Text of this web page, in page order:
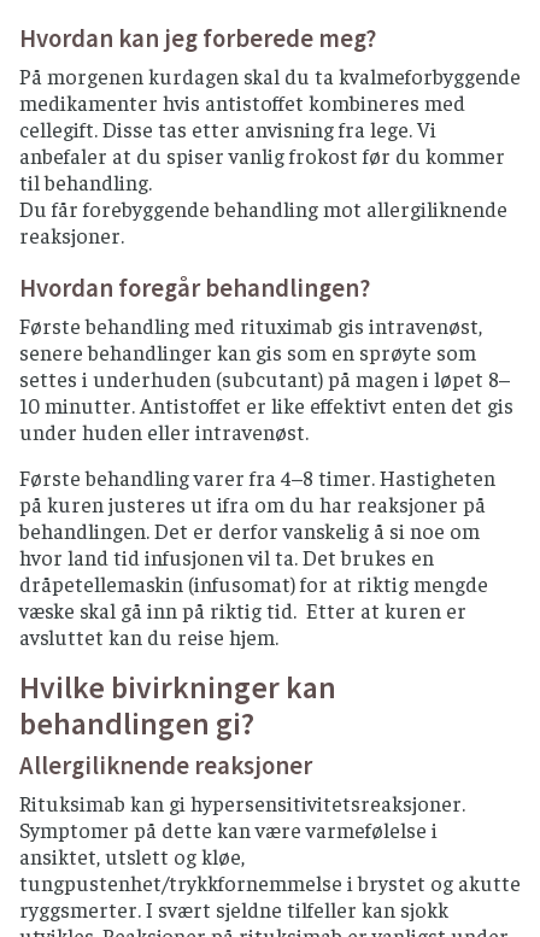
Hvordan kan jeg forberede meg?
På morgenen kurdagen skal du ta kvalmeforbyggende
medikamenter hvis antistoffet kombineres med
cellegift. Disse tas etter anvisning fra lege. Vi
anbefaler at du spiser vanlig frokost før du kommer
til behandling.
Du får forebyggende behandling mot allergiliknende
reaksjoner.
Hvordan foregår behandlingen?
Første behandling med rituximab gis intravenøst,
senere behandlinger kan gis som en sprøyte som
settes i underhuden (subcutant) på magen i løpet 8–
10 minutter. Antistoffet er like effektivt enten det gis
under huden eller intravenøst.
Første behandling varer fra 4–8 timer. Hastigheten
på kuren justeres ut ifra om du har reaksjoner på
behandlingen. Det er derfor vanskelig å si noe om
hvor land tid infusjonen vil ta. Det brukes en
dråpetellemaskin (infusomat) for at riktig mengde
væske skal gå inn på riktig tid. Etter at kuren er
avsluttet kan du reise hjem.
Hvilke bivirkninger kan
behandlingen gi?
Allergiliknende reaksjoner
Rituksimab kan gi hypersensitivitetsreaksjoner.
Symptomer på dette kan være varmefølelse i
ansiktet, utslett og kløe,
tungpustenhet/trykkfornemmelse i brystet og akutte
ryggsmerter. I svært sjeldne tilfeller kan sjokk